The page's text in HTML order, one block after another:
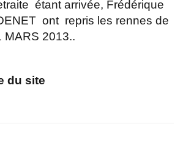
étant arrivée, Frédérique
ont repris les rennes de
MARS 2013..
du site